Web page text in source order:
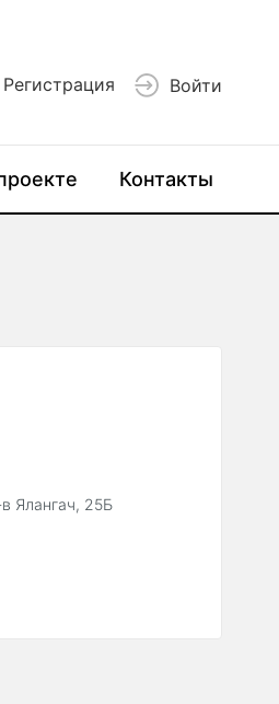
Регистрация Войти
Контакты
Ялангач, 25Б